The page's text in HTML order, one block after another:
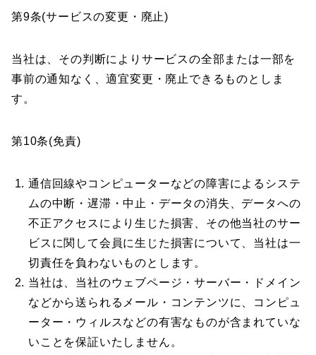
第9条(サービスの変更・廃止)
当社は、その判断によりサービスの全部または一部を
事前の通知なく、適宜変更・廃止できるものとしま
す。
第10条(免責)
通信回線やコンピューターなどの障害によるシステ
ムの中断・遅滞・中止・データの消失、データへの
不正アクセスにより生じた損害、その他当社のサー
ビスに関して会員に生じた損害について、当社は一
切責任を負わないものとします。
当社は、当社のウェブページ・サーバー・ドメイン
などから送られるメール・コンテンツに、コンピュ
ーター・ウィルスなどの有害なものが含まれていな
いことを保証いたしません。